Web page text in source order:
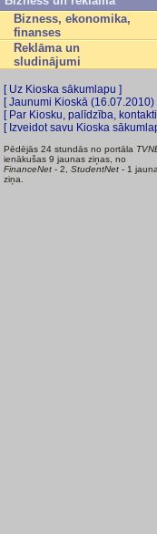
Bizness, ekonomika,
finanses
Reklāma un
sludinājumi
[ Uz Kioska sākumlapu ]
[ Jaunumi Kioskā (16.07.2010)
[ Par Kiosku, palīdzība,
[ Izveidot savu Kioska
Pēdējās 24 stundās no portāla
ienākušas 9 jaunas ziņas, no
FinanceNet - 2, StudentNet - 1 jauna
ziņa.